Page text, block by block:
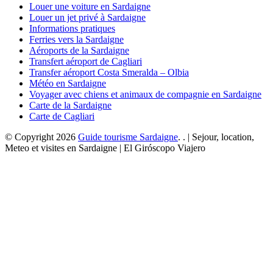
Louer une voiture en Sardaigne
Louer un jet privé à Sardaigne
Informations pratiques
Ferries vers la Sardaigne
Aéroports de la Sardaigne
Transfert aéroport de Cagliari
Transfer aéroport Costa Smeralda – Olbia
Météo en Sardaigne
Voyager avec chiens et animaux de compagnie en Sardaigne
Carte de la Sardaigne
Carte de Cagliari
© Copyright 2026 Guide tourisme Sardaigne. . | Sejour, location,
Meteo et visites en Sardaigne | El Giróscopo Viajero